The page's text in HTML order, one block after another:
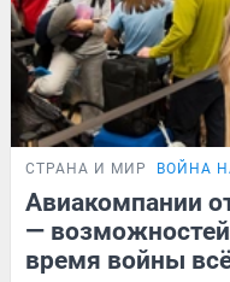
СТРАНА И МИР ВОЙНА
Авиакомпании
— возможностей
время войны